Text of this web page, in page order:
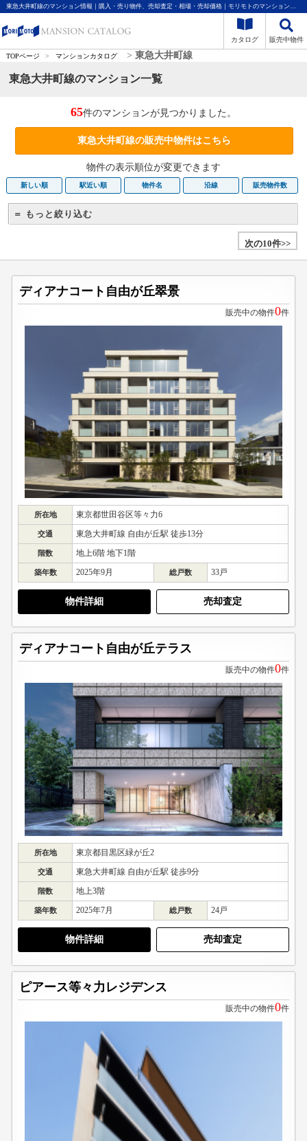
東急大井町線のマンション情報｜購入・売り物件、売却査定・相場・売却価格｜モリモトのマンションカタログ
カタログ 販売中物件
TOPページ > マンションカタログ > 東急大井町線
東急大井町線のマンション一覧
65件のマンションが見つかりました。
東急大井町線の販売中物件はこちら
物件の表示順位が変更できます
新しい順 駅近い順 物件名 沿線 販売物件数
＝ もっと絞り込む
次の10件>>
ディアナコート自由が丘翠景
販売中の物件0件
所在地 東京都世田谷区等々力6
交通 東急大井町線 自由が丘駅 徒歩13分
階数 地上6階 地下1階
築年数 2025年9月 総戸数 33戸
物件詳細 売却査定
ディアナコート自由が丘テラス
販売中の物件0件
所在地 東京都目黒区緑が丘2
交通 東急大井町線 自由が丘駅 徒歩9分
階数 地上3階
築年数 2025年7月 総戸数 24戸
物件詳細 売却査定
ピアース等々力レジデンス
販売中の物件0件